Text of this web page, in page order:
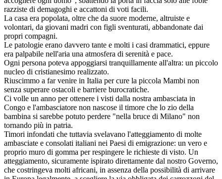
razziste di demagoghi e accattoni di voti facili.
La casa era popolata, oltre che da suore moderne, altruiste e
volontari, da giovani madri con figli sventurati, abbandonate dai
propri compagni.
Le patologie erano davvero tante e molti i casi drammatici, eppure
era palpabile nell'aria una atmosfera di serenità e pace.
Ogni persona poteva appoggiarsi tranquillamente all'altra: un piccolo
nucleo di cristianesimo realizzato.
Riuscimmo a far venire in Italia per cure la piccola Mambi non
senza superare ostacoli e barriere burocratiche.
Ci volle un anno per ottenere i visti dalla nostra ambasciata in
Congo e l'ambasciatore non nascose il timore che lo zio della
bambina si sarebbe potuto perdere "nella bruce di Milano" non
tornando più in patria.
Timori infondati che tuttavia svelavano l'atteggiamento di molte
ambasciate e consolati italiani nei Paesi di emigrazione: un vero e
proprio muro di gomma per respingere le richieste di visto. Un
atteggiamento, sicuramente ispirato direttamente dal nostro Governo,
che costringeva molti africani, in assenza della possibilità di arrivare